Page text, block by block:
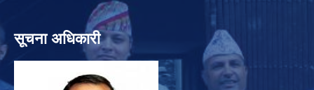
सूचना अधिकारी